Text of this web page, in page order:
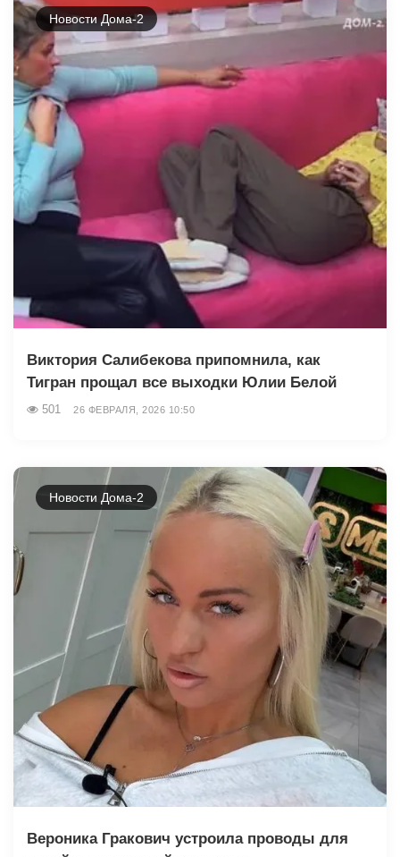
Новости Дома-2
Виктория Салибекова припомнила, как
Тигран прощал все выходки Юлии Белой
501 26 ФЕВРАЛЯ, 2026 10:50
Новости Дома-2
Вероника Гракович устроила проводы для